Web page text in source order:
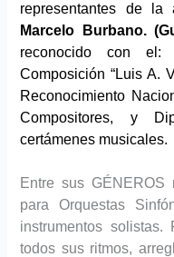
representantes de la
Marcelo Burbano.
reconocido con el:
Composición “Luis A.
Reconocimiento
Compositores, y
certámenes musicales.
Entre sus GÉNEROS
para Orquestas
instrumentos solistas.
todos sus ritmos,